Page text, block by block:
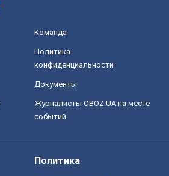
Команда
Политика
конфиденциальности
Документы
Журналисты OBOZ.UA на месте
событий
Политика